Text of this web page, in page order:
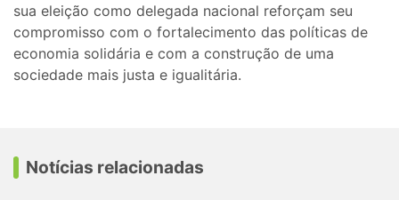
sua eleição como delegada nacional reforçam seu
compromisso com o fortalecimento das políticas de
economia solidária e com a construção de uma
sociedade mais justa e igualitária.
Notícias relacionadas